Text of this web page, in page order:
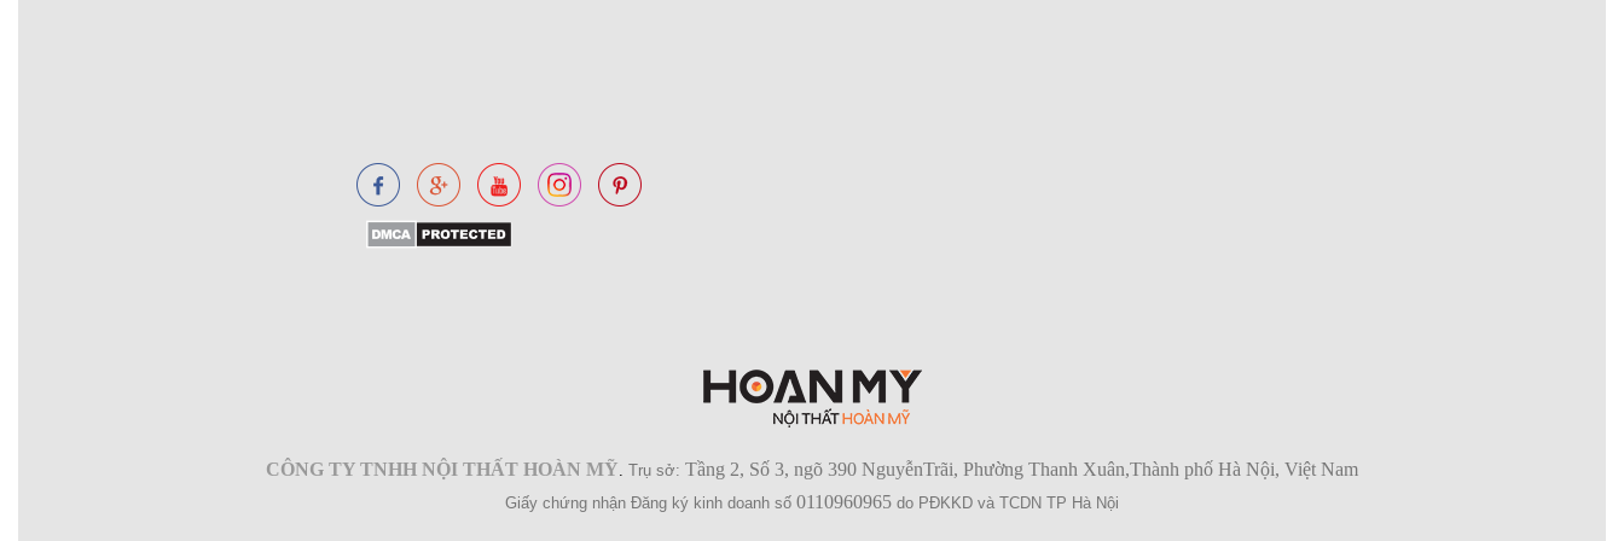
CÔNG TY TNHH NỘI THẤT HOÀN MỸ. Trụ sở: Tầng 2, Số 3, ngõ 390 NguyễnTrãi, Phường Thanh Xuân,Thành phố Hà Nội, Việt Nam
Giấy chứng nhận Đăng ký kinh doanh số 0110960965 do PĐKKD và TCDN TP Hà Nội